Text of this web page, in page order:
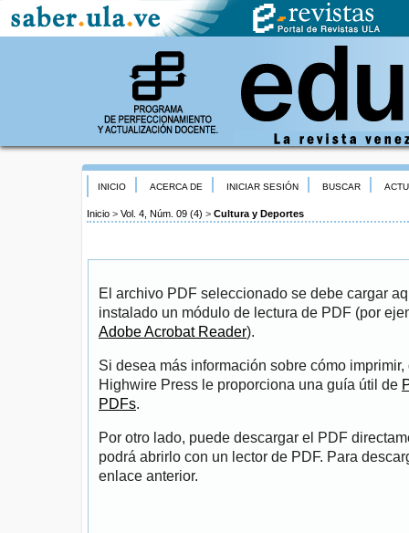
INICIO ACERCA DE INICIAR SESIÓN BUSCAR
Inicio > Vol. 4, Núm. 09 (4) > Cultura y Deportes
El archivo PDF seleccionado se debe cargar
instalado un módulo de lectura de PDF (por
Adobe Acrobat Reader).
Si desea más información sobre cómo
Highwire Press le proporciona una guía útil de
PDFs.
Por otro lado, puede descargar el PDF
podrá abrirlo con un lector de PDF. Para
enlace anterior.